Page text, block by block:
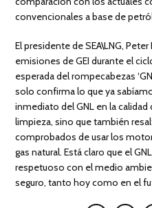
convencionales a base de
El presidente de SEA\LNG,
emisiones de GEI durante el
esperada del rompecabezas
solo confirma lo que ya
inmediato del GNL en la calidad
limpieza, sino que también
comprobados de usar los
gas natural. Está claro que el
respetuoso con el medio
seguro, tanto hoy como en el